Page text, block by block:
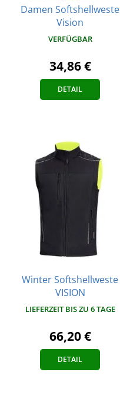
Damen Softshellweste
Vision
VERFÜGBAR
34,86 €
DETAIL
Winter Softshellweste
VISION
LIEFERZEIT BIS ZU 6 TAGE
66,20 €
DETAIL